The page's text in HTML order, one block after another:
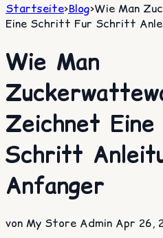
Startseite>Blog>Wie Man
Eine Schritt Fur Schritt
Wie Man
Zeichnet
Schritt
Anfanger
von My Store Admin Apr 26,